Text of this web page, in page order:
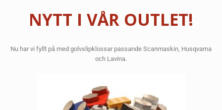
NYTT I VÅR OUTLET!
Nu har vi fyllt på med golvslipklossar passande Scanmaskin, Husqvarna
och Lavina.